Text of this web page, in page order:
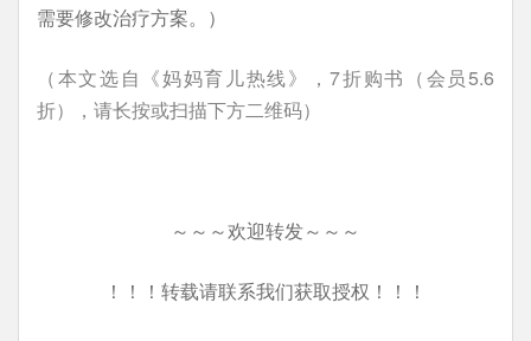
需要修改治疗方案。）
（本文选自《妈妈育儿热线》，7折购书（会员5.6
折），请长按或扫描下方二维码）
～～～欢迎转发～～～
！！！转载请联系我们获取授权！！！